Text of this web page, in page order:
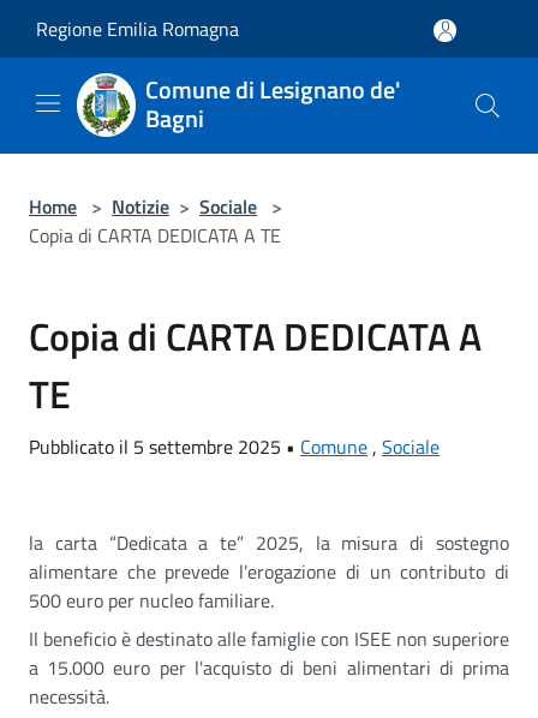
Regione Emilia Romagna
Comune di Lesignano de'
Bagni
Home > Notizie > Sociale >
Copia di CARTA DEDICATA A TE
Copia di CARTA DEDICATA A
TE
Pubblicato il 5 settembre 2025 • Comune , Sociale
la carta “Dedicata a te” 2025, la misura di sostegno
alimentare che prevede l'erogazione di uncontributo di
500 euro per nucleo familiare.
Il beneficio è destinato alle famiglie con ISEE non superiore
a 15.000 euro per l'acquisto di beni alimentari di prima
necessità.